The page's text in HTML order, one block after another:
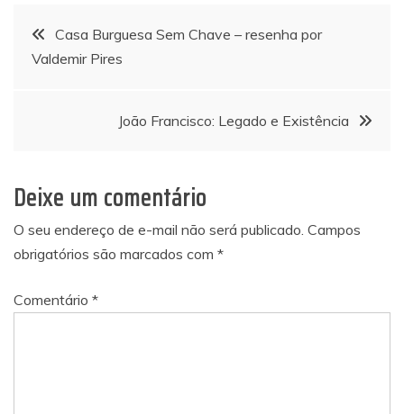
Navegação
de
Casa Burguesa Sem Chave – resenha por
Valdemir Pires
João Francisco: Legado e Existência
Deixe um comentário
O seu endereço de e-mail não será publicado. Campos
obrigatórios são marcados com *
Comentário *